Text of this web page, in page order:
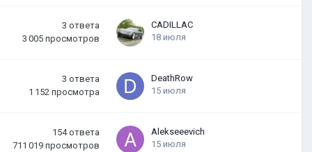
3 ответа
3 005 просмотров
CADILLAC
18 июля
3 ответа
1 152 просмотра
DeathRow
15 июля
154 ответа
711 019 просмотров
Alekseeevich
15 июля